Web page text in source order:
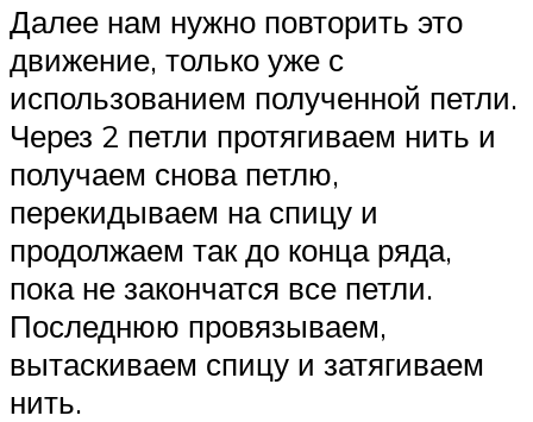
Далее нам нужно повторить это
движение, только уже с
использованием полученной петли.
Через 2 петли протягиваем нить и
получаем снова петлю,
перекидываем на спицу и
продолжаем так до конца ряда,
пока не закончатся все петли.
Последнюю провязываем,
вытаскиваем спицу и затягиваем
нить.